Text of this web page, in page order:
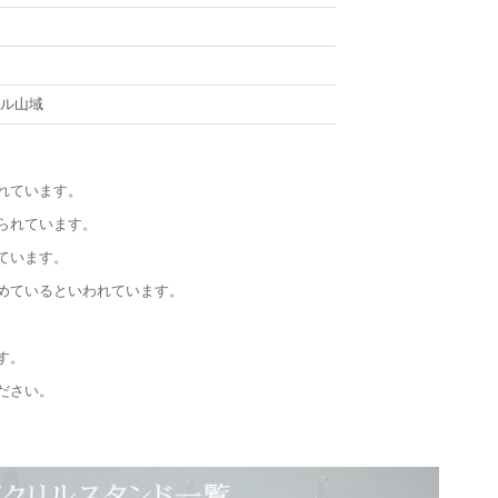
山域
います。
ています。
ます。
いるといわれています。
い。